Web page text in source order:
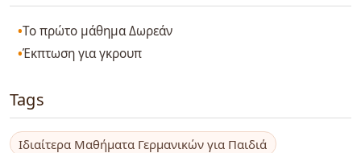
Το πρώτο μάθημα Δωρεάν
Έκπτωση για γκρουπ
Tags
Ιδιαίτερα Μαθήματα Γερμανικών για Παιδιά